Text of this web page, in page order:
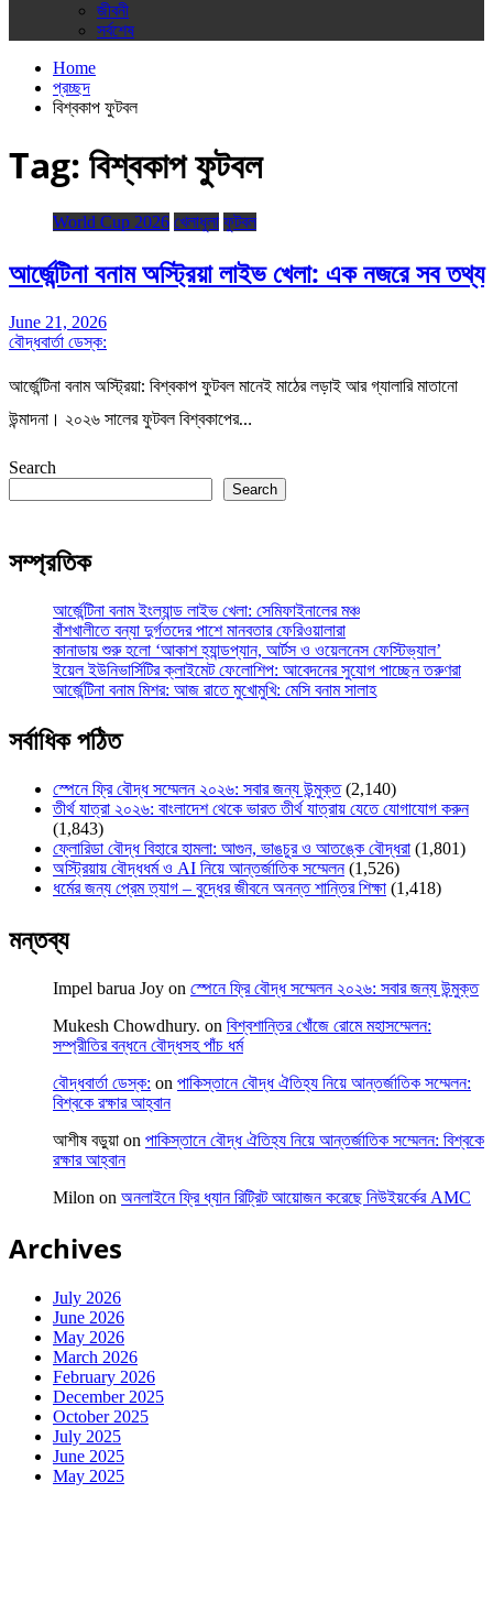
জীবনী
সর্বশেষ
Home
প্রচ্ছদ
বিশ্বকাপ ফুটবল
Tag: বিশ্বকাপ ফুটবল
World Cup 2026 খেলাধুলা ফুটবল
আর্জেন্টিনা বনাম অস্ট্রিয়া লাইভ খেলা: এক নজরে সব তথ্য
June 21, 2026
বৌদ্ধবার্তা ডেস্ক:
আর্জেন্টিনা বনাম অস্ট্রিয়া: বিশ্বকাপ ফুটবল মানেই মাঠের লড়াই আর গ্যালারি মাতানো
উন্মাদনা। ২০২৬ সালের ফুটবল বিশ্বকাপের…
Search
Search
সম্প্রতিক
আর্জেন্টিনা বনাম ইংল্যান্ড লাইভ খেলা: সেমিফাইনালের মঞ্চ
বাঁশখালীতে বন্যা দুর্গতদের পাশে মানবতার ফেরিওয়ালারা
কানাডায় শুরু হলো ‘আকাশ হ্যান্ডপ্যান, আর্টস ও ওয়েলনেস ফেস্টিভ্যাল’
ইয়েল ইউনিভার্সিটির ক্লাইমেট ফেলোশিপ: আবেদনের সুযোগ পাচ্ছেন তরুণরা
আর্জেন্টিনা বনাম মিশর: আজ রাতে মুখোমুখি: মেসি বনাম সালাহ
সর্বাধিক পঠিত
স্পেনে ফ্রি বৌদ্ধ সম্মেলন ২০২৬: সবার জন্য উন্মুক্ত (2,140)
তীর্থ যাত্রা ২০২৬: বাংলাদেশ থেকে ভারত তীর্থ যাত্রায় যেতে যোগাযোগ করুন
(1,843)
ফ্লোরিডা বৌদ্ধ বিহারে হামলা: আগুন, ভাঙচুর ও আতঙ্কে বৌদ্ধরা (1,801)
অস্ট্রিয়ায় বৌদ্ধধর্ম ও AI নিয়ে আন্তর্জাতিক সম্মেলন (1,526)
ধর্মের জন্য প্রেম ত্যাগ – বুদ্ধের জীবনে অনন্ত শান্তির শিক্ষা (1,418)
মন্তব্য
Impel barua Joy on স্পেনে ফ্রি বৌদ্ধ সম্মেলন ২০২৬: সবার জন্য উন্মুক্ত
Mukesh Chowdhury. on বিশ্বশান্তির খোঁজে রোমে মহাসম্মেলন:
সম্প্রীতির বন্ধনে বৌদ্ধসহ পাঁচ ধর্ম
বৌদ্ধবার্তা ডেস্ক: on পাকিস্তানে বৌদ্ধ ঐতিহ্য নিয়ে আন্তর্জাতিক সম্মেলন:
বিশ্বকে রক্ষার আহ্বান
আশীষ বড়ুয়া on পাকিস্তানে বৌদ্ধ ঐতিহ্য নিয়ে আন্তর্জাতিক সম্মেলন: বিশ্বকে
রক্ষার আহ্বান
Milon on অনলাইনে ফ্রি ধ্যান রিট্রিট আয়োজন করেছে নিউইয়র্কের AMC
Archives
July 2026
June 2026
May 2026
March 2026
February 2026
December 2025
October 2025
July 2025
June 2025
May 2025